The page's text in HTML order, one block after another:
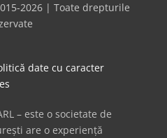
2026 | Toate drepturile
date cu caracter
– este o societate de
are o experiență